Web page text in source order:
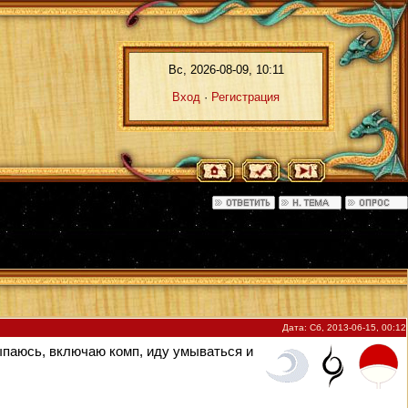
Вс, 2026-08-09, 10:11
Вход · Регистрация
Дата: Сб, 2013-06-15, 00:12
включаю комп, иду умываться и